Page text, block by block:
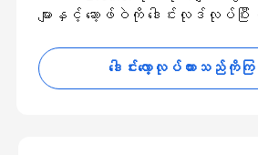
များနှင့် ဆော့ဖ်ဝဲကို ဒေါင်းလုဒ်လုပ်ပြီ
ဒေါင်းလော့လုပ်ထားသည်ကို